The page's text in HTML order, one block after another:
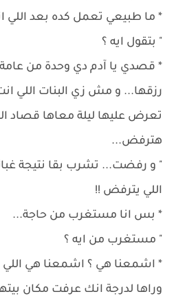
* ما طبيعي تعمل كده بعد اللي
" بتقول ايه ؟
* قصدي يا آدم دي وحدة من
رزقها... و مش زي البنات اللي
تعرض عليها ليلة معاها قصاد
هترفض...
" و رفضت... تشرب بقا نتيجة
اللي يترفض !!
* بس انا مستغرب من حاجة...
" مستغرب من ايه ؟
* اشمعنا هي ؟ اشمعنا هي
وراها لدرجة انك عرفت مكان